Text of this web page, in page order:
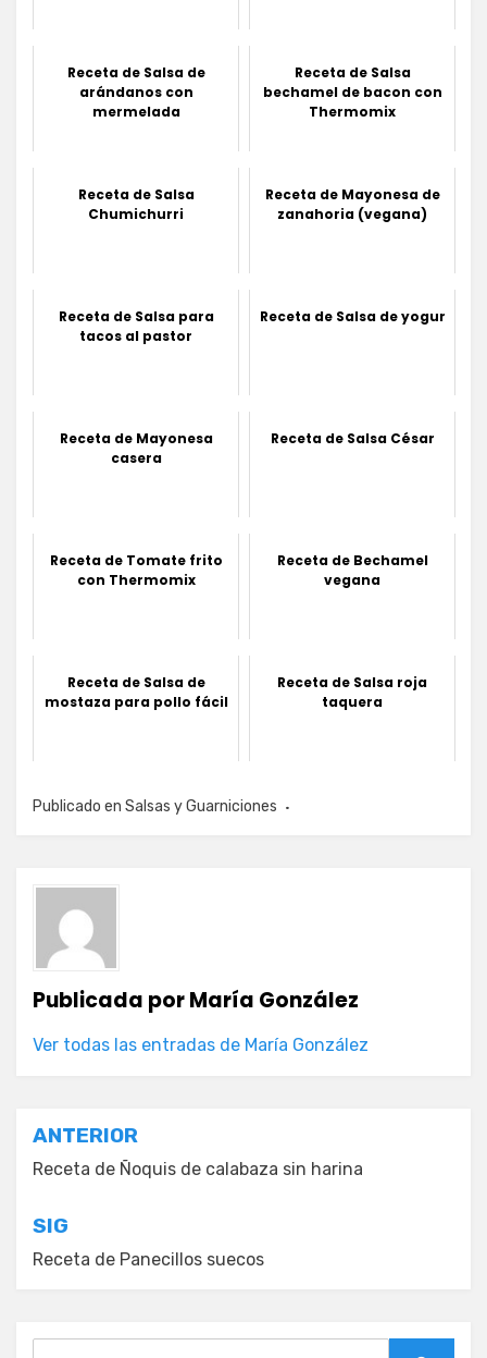
Receta de Salsa de
arándanos con
mermelada
Receta de Salsa
bechamel de bacon con
Thermomix
Receta de Salsa
Chumichurri
Receta de Mayonesa de
zanahoria (vegana)
Receta de Salsa para
tacos al pastor
Receta de Salsa de yogur
Receta de Mayonesa
casera
Receta de Salsa César
Receta de Tomate frito
con Thermomix
Receta de Bechamel
vegana
Receta de Salsa de
mostaza para pollo fácil
Receta de Salsa roja
taquera
Publicado en Salsas y Guarniciones
Publicada porMaría González
Ver todas las entradas de María González
Navegación
de
entradas
ANTERIOR
Receta de Ñoquis de calabaza sin harina
SIG
Receta de Panecillos suecos